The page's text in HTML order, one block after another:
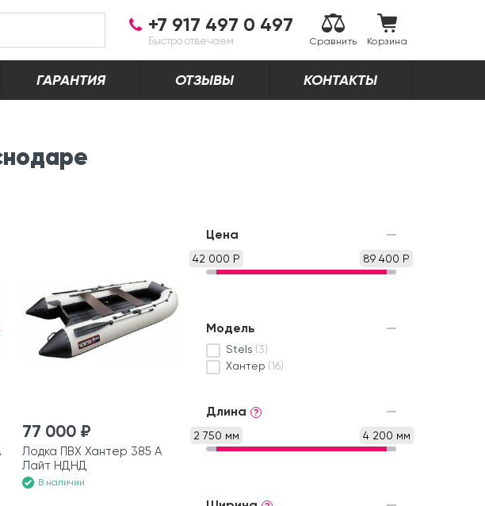
+7 917 497 0 497
Быстро отвечаем Сравнить Корзина
ГАРАНТИЯ ОТЗЫВЫ КОНТАКТЫ
77 000 ₽
Лодка ПВХ Хантер 385 А
Лайт НДНД
В наличии
Цена
42 000 Р 89 400 Р
Модель
Stels (3)
Хантер (16)
Длина ?
2 750 мм 4 200 мм